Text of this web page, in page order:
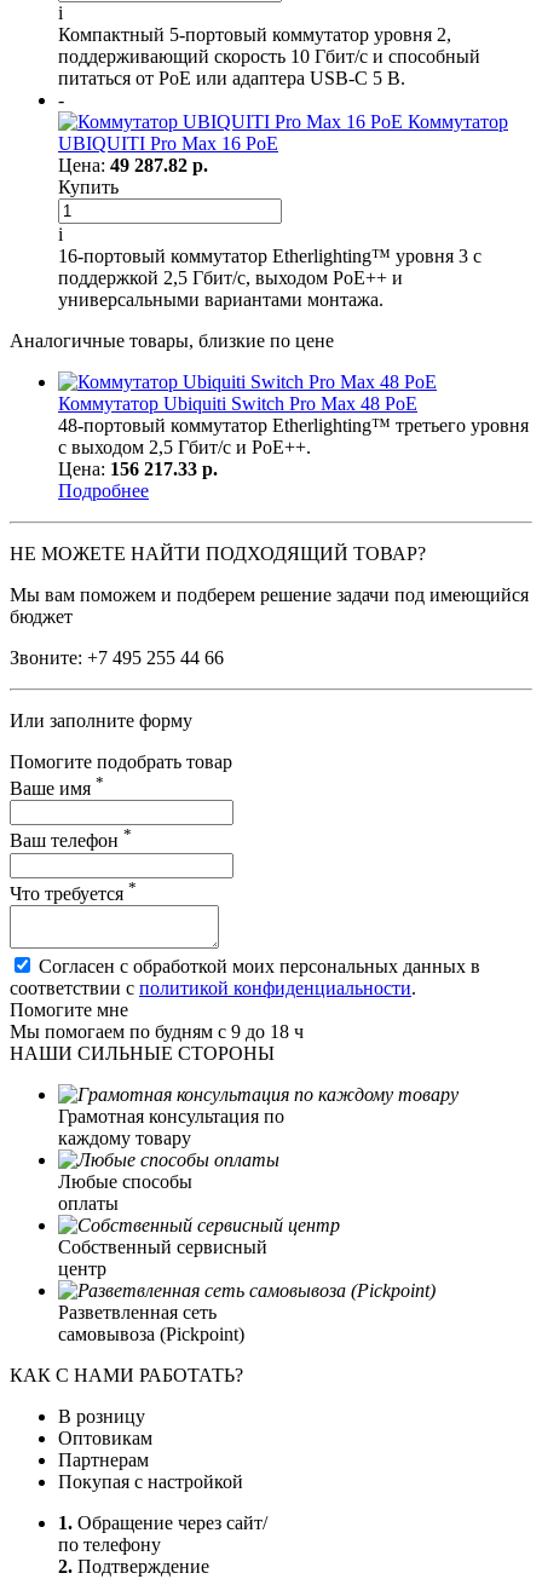
i
Компактный 5-портовый коммутатор уровня 2,
поддерживающий скорость 10 Гбит/с и способный
питаться от PoE или адаптера USB-C 5 В.
-
Коммутатор
UBIQUITI Pro Max 16 PoE
Цена: 49 287.82 р.
Купить
i
16-портовый коммутатор Etherlighting™ уровня 3 с
поддержкой 2,5 Гбит/с, выходом PoE++ и
универсальными вариантами монтажа.
Аналогичные товары, близкие по цене
Коммутатор Ubiquiti Switch Pro Max 48 PoE
48-портовый коммутатор Etherlighting™ третьего уровня
с выходом 2,5 Гбит/с и PoE++.
Цена: 156 217.33 р.
Подробнее
НЕ МОЖЕТЕ НАЙТИ ПОДХОДЯЩИЙ ТОВАР?
Мы вам поможем и подберем решение задачи под имеющийся
бюджет
Звоните: +7 495 255 44 66
Или заполните форму
Помогите подобрать товар
Ваше имя *
Ваш телефон *
Что требуется *
Согласен с обработкой моих персональных данных в
соответствии с политикой конфиденциальности.
Помогите мне
Мы помогаем по будням с 9 до 18 ч
НАШИ СИЛЬНЫЕ СТОРОНЫ
Грамотная консультация по
каждому товару
Любые способы
оплаты
Собственный сервисный
центр
Разветвленная сеть
самовывоза (Pickpoint)
КАК С НАМИ РАБОТАТЬ?
В розницу
Оптовикам
Партнерам
Покупая с настройкой
1. Обращение через сайт/
по телефону
2. Подтверждение